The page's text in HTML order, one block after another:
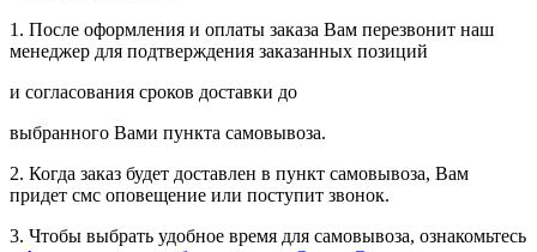
1. После оформления и оплаты заказа Вам перезвонит наш
менеджер для подтверждения заказанных позиций
и согласования сроков доставки до
выбранного Вами пункта самовывоза.
2. Когда заказ будет доставлен в пункт самовывоза, Вам
придет смс оповещение или поступит звонок.
3. Чтобы выбрать удобное время для самовывоза, ознакомьтесь